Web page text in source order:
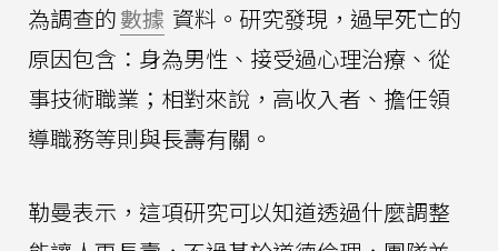
為調查的數據 資料。研究發現，過早死亡的
原因包含：身為男性、接受過心理治療、從
事技術職業；相對來說，高收入者、擔任領
導職務等則與長壽有關。
勒曼表示，這項研究可以知道透過什麼調整